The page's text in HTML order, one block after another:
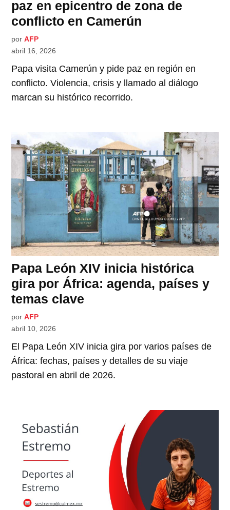
paz en epicentro de zona de
conflicto en Camerún
por AFP
abril 16, 2026
Papa visita Camerún y pide paz en región en
conflicto. Violencia, crisis y llamado al diálogo
marcan su histórico recorrido.
Papa León XIV inicia histórica
gira por África: agenda, países y
temas clave
por AFP
abril 10, 2026
El Papa León XIV inicia gira por varios países de
África: fechas, países y detalles de su viaje
pastoral en abril de 2026.